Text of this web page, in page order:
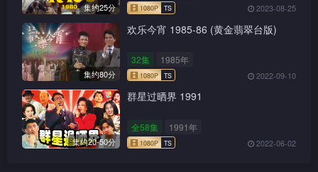
集约25分 2023-08-25
集约80分
欢乐今宵 1985-86 (黄金翡翠台版)
32集 1985年
2022-09-10
集约20-50分
群星过晒界 1991
全58集 1991年
2022-06-02